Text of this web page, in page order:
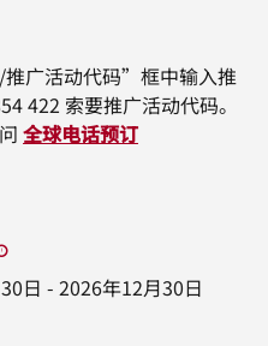
广活动代码”框中输入推
422 索要推广活动代码。
全球电话预订
日 - 2026年12月30日